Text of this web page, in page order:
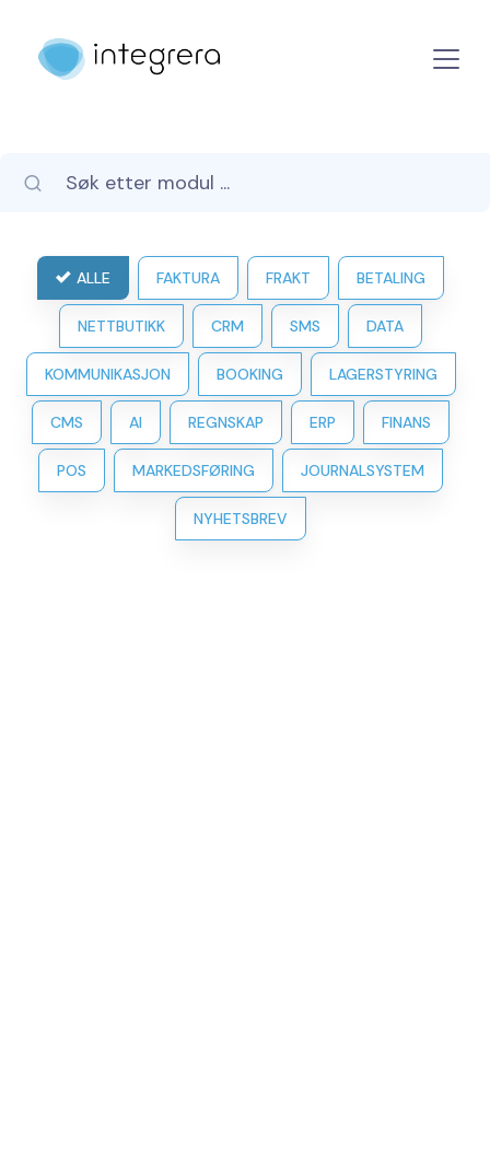
ALLE FAKTURA FRAKT BETALING
NETTBUTIKK CRM SMS DATA
KOMMUNIKASJON BOOKING LAGERSTYRING
CMS AI REGNSKAP ERP FINANS
POS MARKEDSFØRING JOURNALSYSTEM
NYHETSBREV